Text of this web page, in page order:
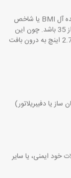
آل BMI یا شاخص
توده بدنی باید کمتر از 30 و در شرایط استثنایی کمتر از 35 باشد. چون این
دستگاه قادر نیست از بافت چربی با ضخامت بیش از 2.7 اینچ به درون بافت
یا دفیبریلاتور)
خود ایمنی، یا سایر